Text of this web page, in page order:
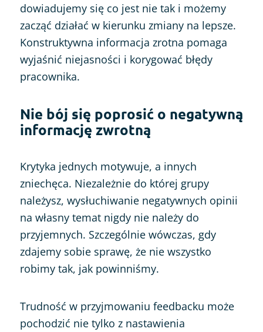
dowiadujemy się co jest nie tak i możemy
zacząć działać w kierunku zmiany na lepsze.
Konstruktywna informacja zrotna pomaga
wyjaśnić niejasności i korygować błędy
pracownika.
Nie bój się poprosić o negatywną
informację zwrotną
Krytyka jednych motywuje, a innych
zniechęca. Niezależnie do której grupy
należysz, wysłuchiwanie negatywnych opinii
na własny temat nigdy nie należy do
przyjemnych. Szczególnie wówczas, gdy
zdajemy sobie sprawę, że nie wszystko
robimy tak, jak powinniśmy.
Trudność w przyjmowaniu feedbacku może
pochodzić nie tylko z nastawienia